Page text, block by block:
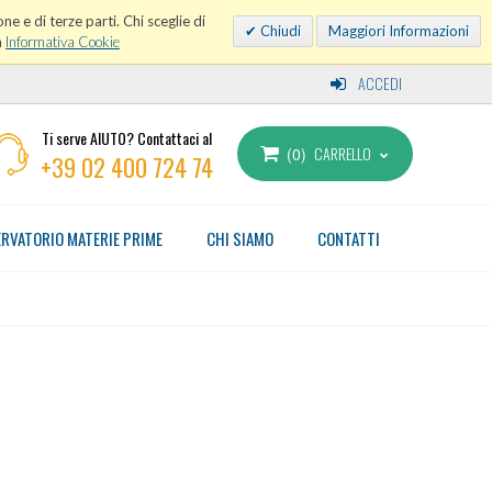
e di terze parti. Chi sceglie di
Informativa Cookie
Chiudi Maggiori Informazioni
ACCEDI
Ti serve AIUTO? Contattaci al
+39 02 400 724 74 0 CARRELLO
CONTATTI
CHI SIAMO
MATERIE PRIME